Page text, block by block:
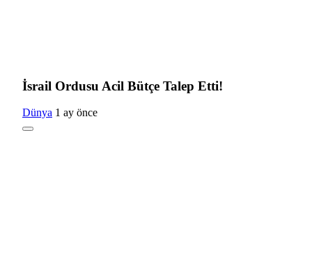
İsrail Ordusu Acil Bütçe Talep Etti!
Dünya 1 ay önce